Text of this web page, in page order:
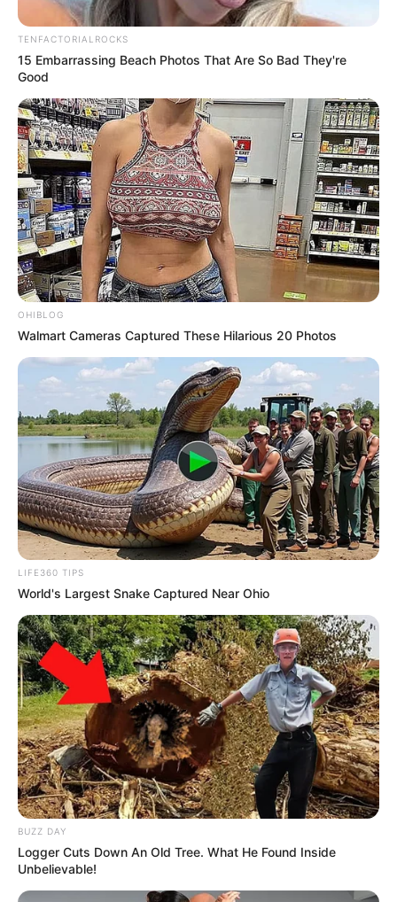
TENFACTORIALROCKS
15 Embarrassing Beach Photos That Are So Bad They're
Good
OHIBLOG
Walmart Cameras Captured These Hilarious 20 Photos
LIFE360 TIPS
World's Largest Snake Captured Near Ohio
BUZZ DAY
Logger Cuts Down An Old Tree. What He Found Inside
Unbelievable!